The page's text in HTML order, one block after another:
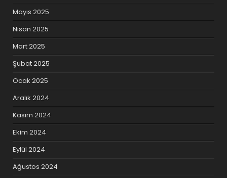
Mayıs 2025
Nisan 2025
Mart 2025
Şubat 2025
Ocak 2025
Aralık 2024
Kasım 2024
Ekim 2024
Eylül 2024
Ağustos 2024